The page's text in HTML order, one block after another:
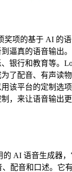
奖项的基于 AI 的
逼真的语音输出
银行和教育等。
了配音、有声读
该平台的定制选
，来让语音输出
的 AI 语音生成器
、配音和口述。它